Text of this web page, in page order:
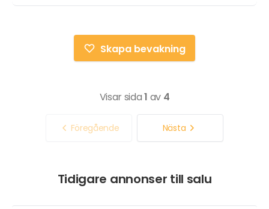
Skapa bevakning
Visar sida1 av 4
Föregående Nästa
Tidigare annonser till salu